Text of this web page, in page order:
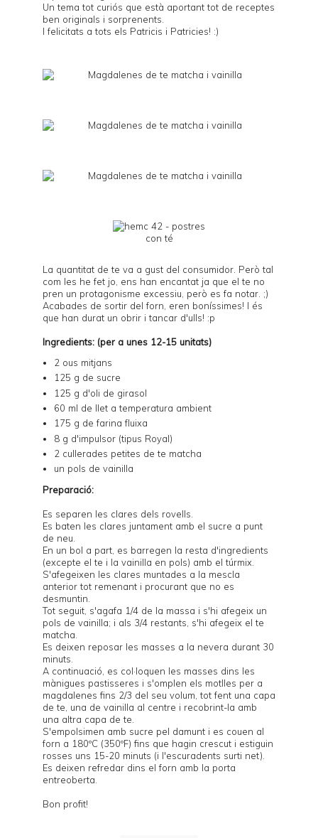
Un tema tot curiós que està aportant tot de receptes
ben originals i sorprenents.
I felicitats a tots els Patricis i Patricies! :)
La quantitat de te va a gust del consumidor. Però tal
com les he fet jo, ens han encantat ja que el te no
pren un protagonisme excessiu, però es fa notar. ;)
Acabades de sortir del forn, eren boníssimes! I és
que han durat un obrir i tancar d'ulls! :p
Ingredients: (per a unes 12-15 unitats)
2 ous mitjans
125 g de sucre
125 g d'oli de girasol
60 ml de llet a temperatura ambient
175 g de farina fluixa
8 g d'impulsor (tipus Royal)
2 cullerades petites dete matcha
un pols de vainilla
Preparació:
Es separen les clares dels rovells.
Es baten les clares juntament amb el sucre a punt
de neu.
En un bol a part, es barregen la resta d'ingredients
(excepte el te i la vainilla en pols) amb el túrmix.
S'afegeixen les clares muntades a la mescla
anterior tot remenant i procurant que no es
desmuntin.
Tot seguit, s'agafa 1/4 de la massa i s'hi afegeix un
pols de vainilla; i als 3/4 restants, s'hi afegeix el te
matcha.
Es deixen reposar les masses a la nevera durant 30
minuts.
A continuació, es col·loquen les masses dins les
mànigues pastisseres i s'omplen els motlles per a
magdalenes fins 2/3 del seu volum, tot fent una capa
de te, una de vainilla al centre i recobrint-la amb
una altra capa de te.
S'empolsimen amb sucre pel damunt i es couen al
forn a 180ºC (350ºF) fins que hagin crescut i estiguin
rosses uns 15-20 minuts (i l'escuradents surti net).
Es deixen refredar dins el forn amb la porta
entreoberta.
Bon profit!